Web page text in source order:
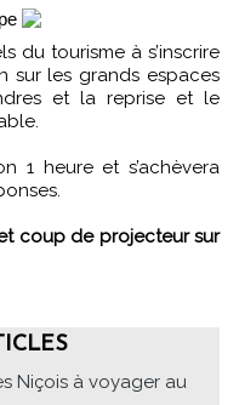
sur les grands espaces
et la reprise et le
1 heure et s’achèvera
coup de projecteur sur
Niçois à voyager au